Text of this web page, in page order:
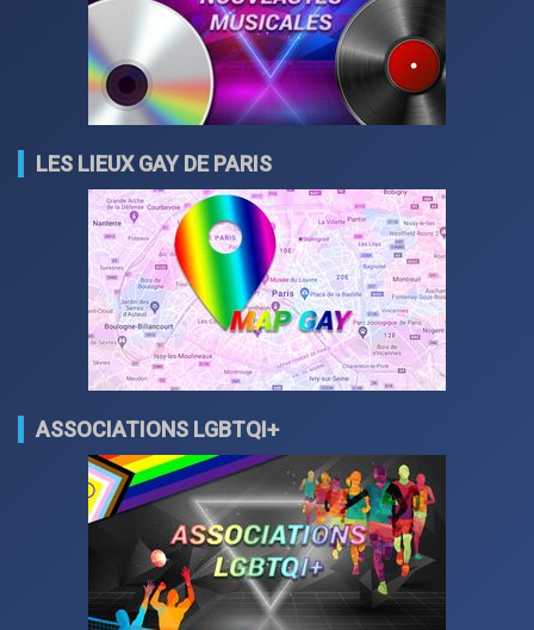
LES LIEUX GAY DE PARIS
ASSOCIATIONS LGBTQI+